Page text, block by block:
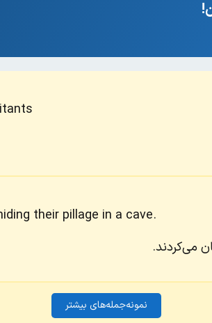
their pillage in a cave.
می‌کردند.
نمونه‌جمله‌های بیشتر